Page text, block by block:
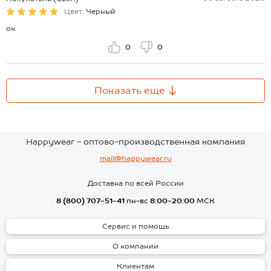
Цвет: Черный
ок
0 0
Показать еще
Happywear - оптово-производственная компания
mail@happywear.ru
Доставка по всей России
8 (800) 707-51-41 пн-вс 8:00-20:00 МСК
Сервис и помощь
О компании
Клиентам